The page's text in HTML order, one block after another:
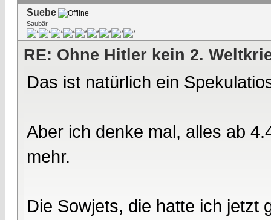
Suebe
Saubär
RE: Ohne Hitler kein 2.
Das ist natürlich ein
Aber ich denke mal, alles ab
mehr.
Die Sowjets, die hatte ich jetzt